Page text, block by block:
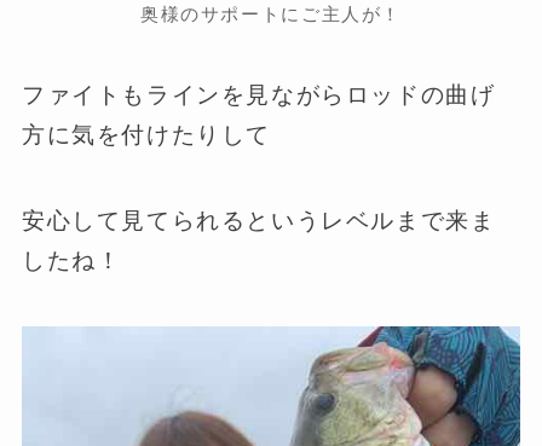
奥様のサポートにご主人が！
ファイトもラインを見ながらロッドの曲げ
方に気を付けたりして
安心して見てられるというレベルまで来ま
したね！